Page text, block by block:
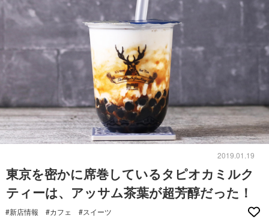
2019.01.19
東京を密かに席巻しているタピオカミルク
ティーは、アッサム茶葉が超芳醇だった！
#新店情報 #カフェ #スイーツ